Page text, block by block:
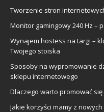
Tworzenie stron
Monitor gamingowy 240 Hz –
Wynajem hostess na targi –
Twojego stoiska
Sposoby na wypromowanie
sklepu internetowego
Dlaczego warto promować się
Jakie korzyści mamy z